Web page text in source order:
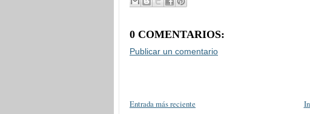
0 COMENTARIOS:
Publicar un comentario
Entrada más reciente